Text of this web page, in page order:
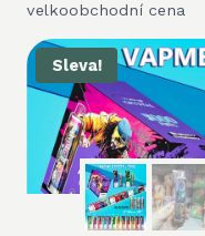
velkoobchodní cena
Sleva!